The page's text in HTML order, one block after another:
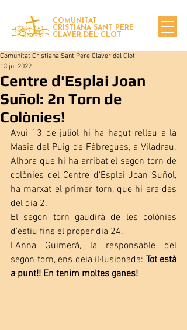
COMUNITAT
CRISTIANA SANT PERE
CLAVER DEL CLOT
Centre d'Esplai Joan
Suñol: 2n Torn de
Colònies!
Comunitat Cristiana Sant Pere Claver del Clot
13 jul 2022
Avui 13 de juliol hi ha hagut relleu a la
Masia del Puig de Fàbregues, a Viladrau.
Alhora que hi ha arribat el segon torn de
colònies del Centre d'Esplai Joan Suñol,
ha marxat el primer torn, que hi era des
del dia 2.
El segon torn gaudirà de les colònies
d'estiu fins el proper dia 24.
L'Anna Guimerà, la responsable del
segon torn, ens deia il·lusionada: Tot està
a punt!! En tenim moltes ganes!